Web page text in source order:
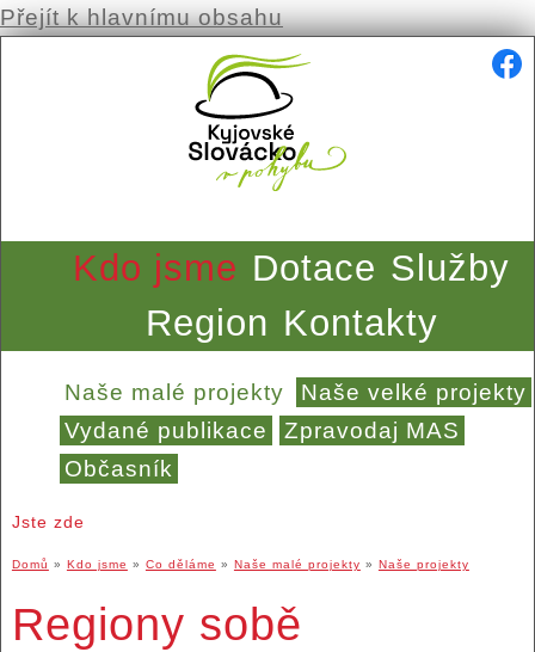
Přejít k hlavnímu obsahu
Kdo jsme Dotace Služby
Region Kontakty
Naše malé projekty
Naše velké projekty
Vydané publikace
Zpravodaj MAS
Občasník
Jste zde
Domů » Kdo jsme » Co děláme » Naše malé projekty » Naše projekty
Regiony sobě